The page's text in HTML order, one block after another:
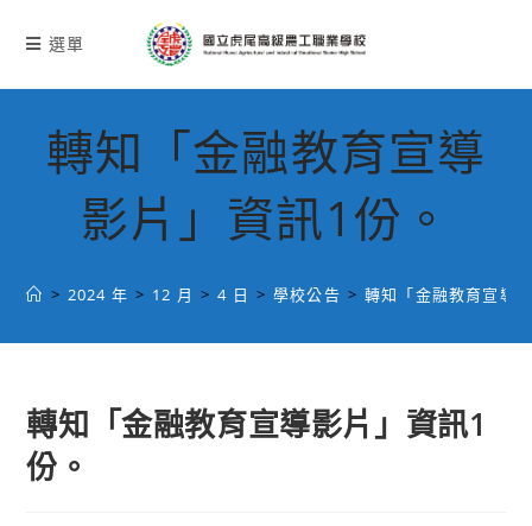
選單
轉知「金融教育宣導
影片」資訊1份。
> 2024 年 > 12 月 > 4 日 > 學校公告 > 轉知「金融教育宣導
轉知「金融教育宣導影片」資訊1
份。